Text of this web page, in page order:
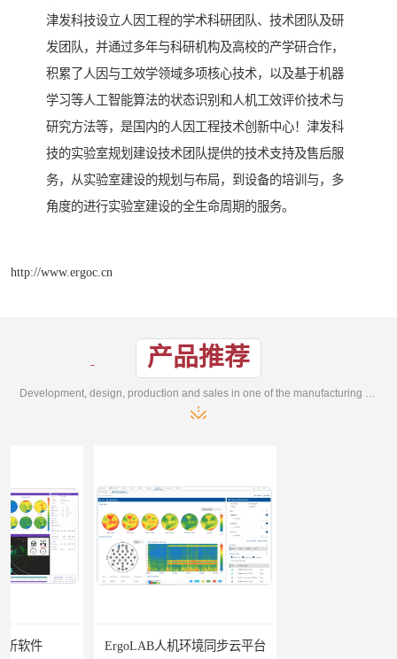
津发科技设立人因工程的学术科研团队、技术团队及研
发团队，并通过多年与科研机构及高校的产学研合作，
积累了人因与工效学领域多项核心技术，以及基于机器
学习等人工智能算法的状态识别和人机工效评价技术与
研究方法等，是国内的人因工程技术创新中心！津发科
技的实验室规划建设技术团队提供的技术支持及售后服
务，从实验室建设的规划与布局，到设备的培训与，多
角度的进行实验室建设的全生命周期的服务。
http://www.ergoc.cn
产品推荐
Development, design, production and sales in one of the manufacturing enterprises
ErgoLAB人机环境同步云平台 OMS材料物理光学属性测量仪